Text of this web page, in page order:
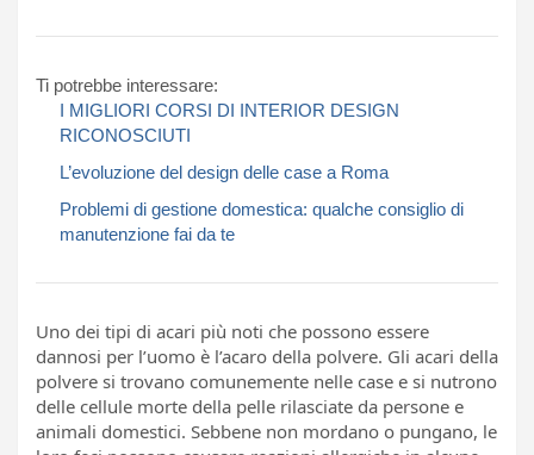
Ti potrebbe interessare:
I MIGLIORI CORSI DI INTERIOR DESIGN
RICONOSCIUTI
L’evoluzione del design delle case a Roma
Problemi di gestione domestica: qualche consiglio di
manutenzione fai da te
Uno dei tipi di acari più noti che possono essere
dannosi per l’uomo è l’acaro della polvere. Gli acari della
polvere si trovano comunemente nelle case e si nutrono
delle cellule morte della pelle rilasciate da persone e
animali domestici. Sebbene non mordano o pungano, le